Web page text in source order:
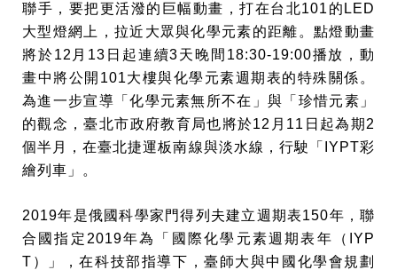
聯手，要把更活潑的巨幅動畫，打在台北101的LED
大型燈網上，拉近大眾與化學元素的距離。點燈動畫
將於12月13日起連續3天晚間18:30-19:00播放，動
畫中將公開101大樓與化學元素週期表的特殊關係。
為進一步宣導「化學元素無所不在」與「珍惜元素」
的觀念，臺北市政府教育局也將於12月11日起為期2
個半月，在臺北捷運板南線與淡水線，行駛「IYPT彩
繪列車」。
2019年是俄國科學家門得列夫建立週期表150年，聯
合國指定2019年為「國際化學元素週期表年（IYP
T）」，在科技部指導下，臺師大與中國化學會規劃